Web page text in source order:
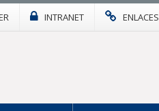
INTRANET ENLACES